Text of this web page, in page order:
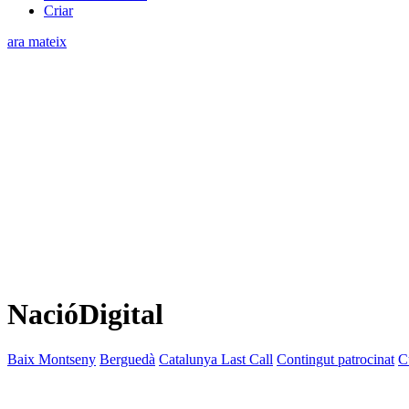
Criar
ara mateix
NacióDigital
Baix Montseny Berguedà Catalunya Last Call Contingut patrocinat